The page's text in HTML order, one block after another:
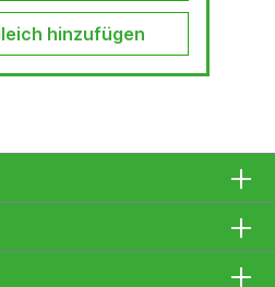
zu müssen.Die
hinzufügen